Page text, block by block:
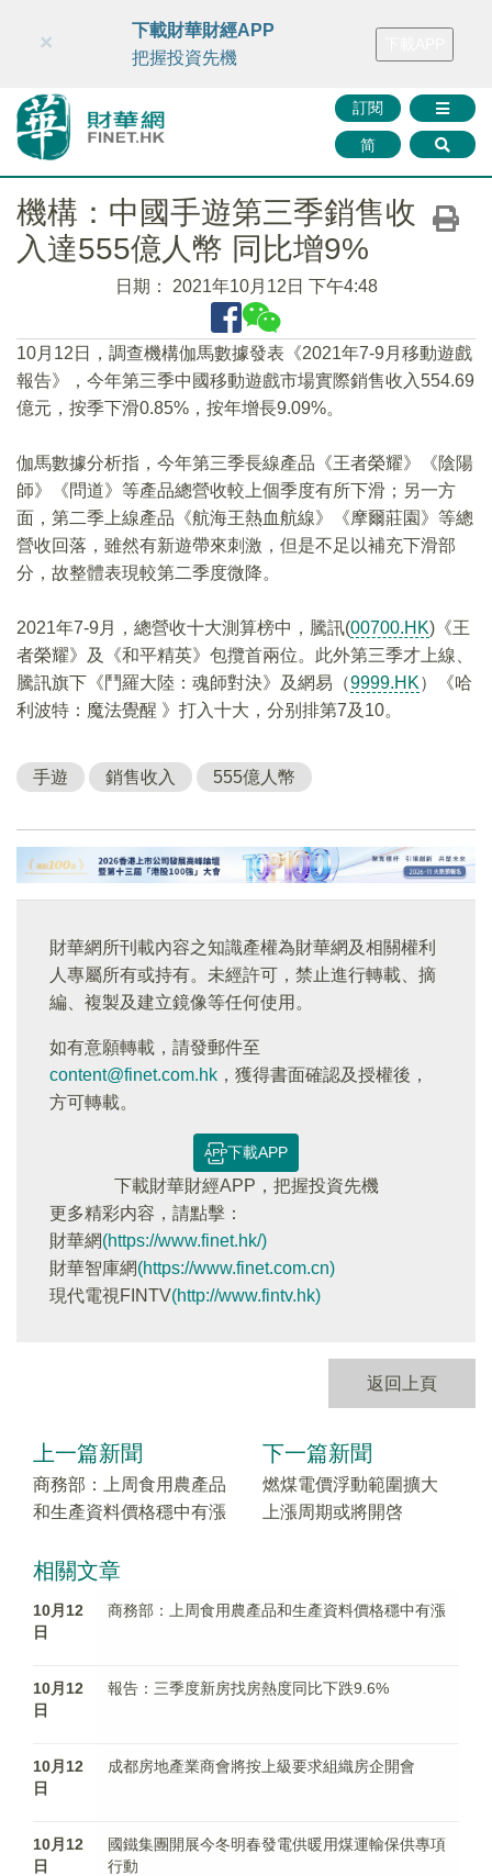
財華智庫網 FINTV FINMETA 財華證券 媒體矩陣
訂閱
简
×
下載財華財經APP
把握投資先機
機構：中國手遊第三季銷售收
入達555億人幣 同比增9%
日期： 2021年10月12日 下午4:48
10月12日，調查機構伽馬數據發表《2021年7-9月移動遊戲
報告》，今年第三季中國移動遊戲市場實際銷售收入554.69
億元，按季下滑0.85%，按年增長9.09%。
伽馬數據分析指，今年第三季長線產品《王者榮耀》《陰陽
師》《問道》等產品總營收較上個季度有所下滑；另一方
面，第二季上線產品《航海王熱血航線》《摩爾莊園》等總
營收回落，雖然有新遊帶來刺激，但是不足以補充下滑部
分，故整體表現較第二季度微降。
2021年7-9月，總營收十大測算榜中，騰訊(00700.HK)《王
者榮耀》及《和平精英》包攬首兩位。此外第三季才上線、
騰訊旗下《鬥羅大陸：魂師對決》及網易（9999.HK）《哈
利波特：魔法覺醒 》打入十大，分别排第7及10。
手遊 銷售收入 555億人幣
財華網所刊載內容之知識產權為財華網及相關權利
人專屬所有或持有。未經許可，禁止進行轉載、摘
編、複製及建立鏡像等任何使用。
如有意願轉載，請發郵件至
content@finet.com.hk ，獲得書面確認及授權後，
方可轉載。
下載APP
下載財華財經APP，把握投資先機
更多精彩内容，請點擊：
財華網(https://www.finet.hk/)
財華智庫網(https://www.finet.com.cn)
現代電視FINTV(http://www.fintv.hk)
返回上頁
上一篇新聞
商務部：上周食用農產品
和生產資料價格穩中有漲
下一篇新聞
燃煤電價浮動範圍擴大
上漲周期或將開啓
相關文章
10月12
日
商務部：上周食用農產品和生產資料價格穩中有漲
10月12
日
報告：三季度新房找房熱度同比下跌9.6%
10月12
日
成都房地產業商會將按上級要求組織房企開會
10月12
日
國鐵集團開展今冬明春發電供暖用煤運輸保供專項
行動